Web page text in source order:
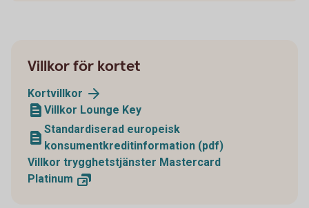
Villkor för kortet
Kortvillkor
Villkor Lounge Key
Standardiserad europeisk
konsumentkreditinformation (pdf)
Villkor trygghetstjänster Mastercard
Platinum